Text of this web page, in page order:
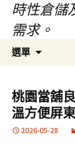
時性倉儲
需求。
選單
容
區
桃園當舖
溫方便屏
2026-05-28